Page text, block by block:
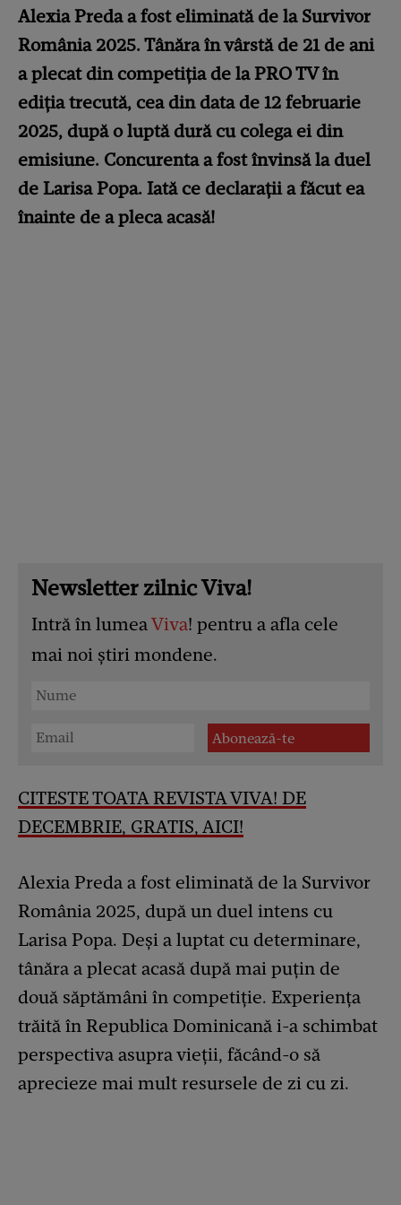
Alexia Preda a fost eliminată de la Survivor
România 2025. Tânăra în vârstă de 21 de ani
a plecat din competiția de la PRO TV în
ediția trecută, cea din data de 12 februarie
2025, după o luptă dură cu colega ei din
emisiune. Concurenta a fost învinsă la duel
de Larisa Popa. Iată ce declarații a făcut ea
înainte de a pleca acasă!
Newsletter zilnic Viva!
Intră în lumeaViva! pentru a afla cele
mai noi știri mondene.
CITESTE TOATA REVISTA VIVA! DE
DECEMBRIE, GRATIS, AICI!
Alexia Preda a fost eliminată de la Survivor
România 2025, după un duel intens cu
Larisa Popa. Deși a luptat cu determinare,
tânăra a plecat acasă după mai puțin de
două săptămâni în competiție. Experiența
trăită în Republica Dominicană i-a schimbat
perspectiva asupra vieții, făcând-o să
aprecieze mai mult resursele de zi cu zi.